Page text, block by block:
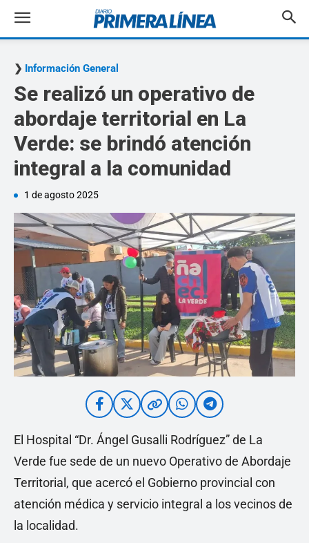
Información General
Se realizó un operativo de
abordaje territorial en La
Verde: se brindó atención
integral a la comunidad
1 de agosto 2025
El Hospital “Dr. Ángel Gusalli Rodríguez” de La
Verde fue sede de un nuevo Operativo de Abordaje
Territorial, que acercó el Gobierno provincial con
atención médica y servicio integral a los vecinos de
la localidad.